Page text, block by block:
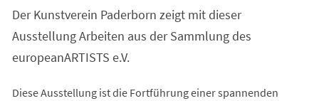
neuen
Tab)
Der Kunstverein Paderborn zeigt mit dieser
Ausstellung Arbeiten aus der Sammlung des
europeanARTISTS e.V.
Diese Ausstellung ist die Fortführung einer spannenden